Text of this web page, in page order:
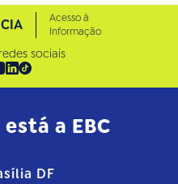
Acesso à
Informação
sociais
a EBC
DF